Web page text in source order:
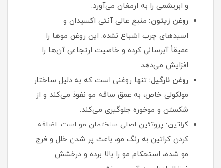
و ابریشمی را به ارمغان می‌آورد.
روغن زیتون: منبع عالی آنتی‌ اکسیدان و
اسیدهای چرب اشباع نشده. این روغن موها را
عمیقاً آبرسانی کرده و خاصیت ارتجاعی آن‌ها را
افزایش می‌دهد.
روغن نارگیل: تنها روغنی است که به دلیل ساختار
مولکولی خاص، به عمق ساقه مو نفوذ می‌کند و از
شکستن و موخوره جلوگیری می‌کند.
کراتین: پروتئین اصلی ساختمان مو است. اضافه
کردن کراتین به رنگ مو، باعث پر شدن خلل و فرج
مو شده، استحکام مو را بالا برده و درخشش